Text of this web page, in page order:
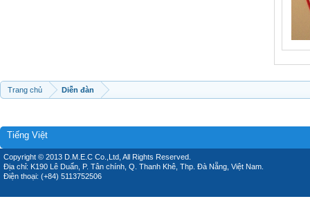
Trang chủ Diễn đàn
Tiếng Việt
Copyright © 2013 D.M.E.C Co.,Ltd, All Rights Reserved.
Địa chỉ: K190 Lê Duẩn, P. Tân chính, Q. Thanh Khê, Thp. Đà Nẵng, Việt Nam.
Điện thoại: (+84) 5113752506